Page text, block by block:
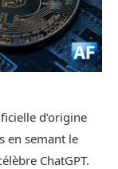
d’origine
en semant le
ChatGPT.